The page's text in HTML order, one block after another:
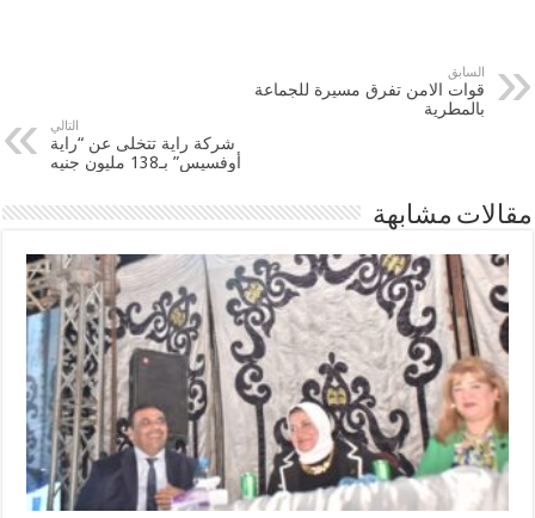
السابق
قوات الامن تفرق مسيرة للجماعة
بالمطرية
التالي
شركة راية تتخلى عن “راية
أوفسيس” بـ138 مليون جنيه
مقالات مشابهة